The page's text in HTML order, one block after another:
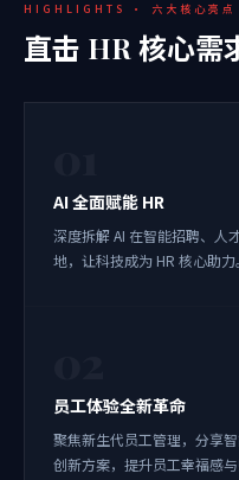
HIGHLIGHTS · 六大核心亮点
直击 HR 核心需
AI 全面赋能 HR
深度拆解 AI 在智能招聘、人
地，让科技成为 HR 核心助力。
员工体验全新革命
聚焦新生代员工管理，分享
创新方案，提升员工幸福感与